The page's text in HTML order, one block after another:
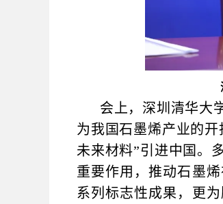
会上，深圳清华大
为我国石墨烯产业的
未来材料”引进中国。
重要作用，推动石墨
系列标志性成果，更